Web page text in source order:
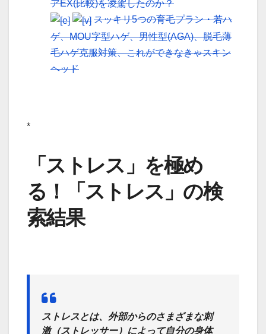
アEX(比較)を凌駕したのか？
スッキリ5つの育毛プラン・若ハ
ゲ、MOU字型ハゲ、男性型(AGA)、脱毛薄
毛ハゲ克服対策、これができなきゃスキン
ヘッド
*
「ストレス」を極め
る！
「ストレス」の検
索結果
ストレスとは、外部からのさまざまな刺
激（ストレッサー）によって自分の身体